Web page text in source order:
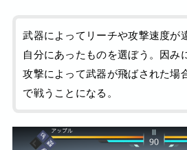
武器によってリーチや攻撃速度が
自分にあったものを選ぼう。因み
攻撃によって武器が飛ばされた場
で戦うことになる。